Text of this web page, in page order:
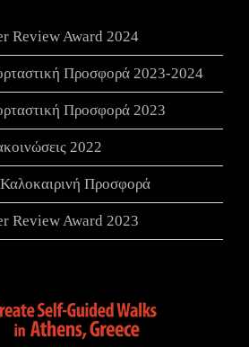
Review Award 2024
Προσφορά 2023-2024
Προσφορά 2023
2022
Καλοκαιρινή Προσφορά
Review Award 2023